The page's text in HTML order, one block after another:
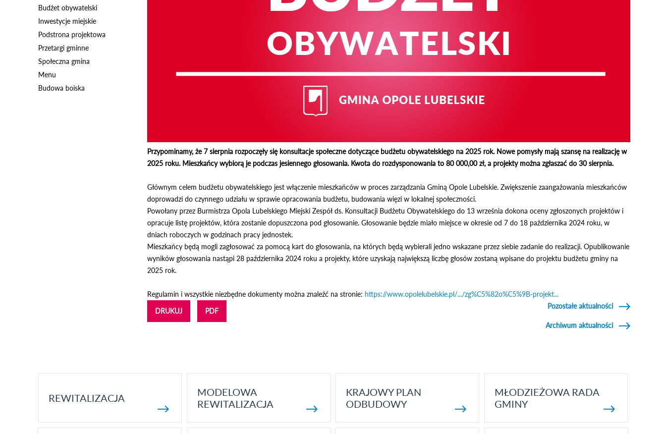
Budżet obywatelski
Inwestycje miejskie
Podstrona projektowa
Przetargi gminne
Społeczna gmina
Menu
Budowa boiska
Przypominamy, że 7 sierpnia rozpoczęły się konsultacje społeczne dotyczące budżetu obywatelskiego na 2025 rok. Nowe pomysły mają szansę na realizację w
2025 roku. Mieszkańcy wybiorą je podczas jesiennego głosowania. Kwota do rozdysponowania to 80 000,00 zł, a projekty można zgłaszać do 30 sierpnia.
Głównym celem budżetu obywatelskiego jest włączenie mieszkańców w proces zarządzania Gminą Opole Lubelskie. Zwiększenie zaangażowania mieszkańców
doprowadzi do czynnego udziału w sprawie opracowania budżetu, budowania więzi w lokalnej społeczności.
Powołany przez Burmistrza Opola Lubelskiego Miejski Zespół ds. Konsultacji Budżetu Obywatelskiego do 13 września dokona oceny zgłoszonych projektów i
opracuje listę projektów, która zostanie dopuszczona pod głosowanie. Głosowanie będzie miało miejsce w okresie od 7 do 18 października 2024 roku, w
dniach roboczych w godzinach pracy jednostek.
Mieszkańcy będą mogli zagłosować za pomocą kart do głosowania, na których będą wybierali jedno wskazane przez siebie zadanie do realizacji. Opublikowanie
wyników głosowania nastąpi 28 października 2024 roku a projekty, które uzyskają największą liczbę głosów zostaną wpisane do projektu budżetu gminy na
2025 rok.
Regulamin i wszystkie niezbędne dokumenty można znaleźć na stronie: https://www.opolelubelskie.pl/.../zg%C5%82o%C5%9B-projekt...
w nowym oknie
DRUKUJ PDF
Pozostałe aktualności
Archiwum aktualności
REWITALIZACJA
MODELOWA
REWITALIZACJA
KRAJOWY PLAN
ODBUDOWY
MŁODZIEŻOWA RADA
GMINY